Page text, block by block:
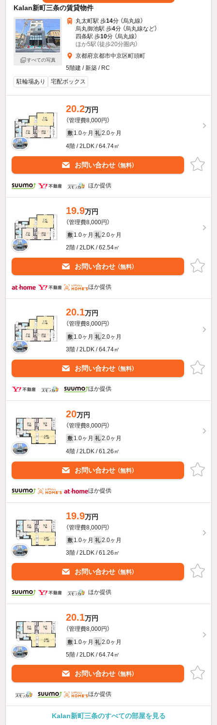
Kalan新町三条の賃貸物件
すべての写真
丸太町駅 歩14分 （烏丸線）
烏丸御池駅 歩4分 （烏丸線など）
四条駅 歩10分 （烏丸線）
ほか5駅（徒歩20分圏内）
京都府京都市中京区町頭町
5階建 / 新築 / RC
駐輪場あり
宅配ボックス
20.2万円
（管理費8,000円）
敷 1.0ヶ月 礼 2.0ヶ月
4階 / 2LDK / 64.74㎡
お問い合わせ （無料）
ほか提供
19.9万円
（管理費8,000円）
敷 1.0ヶ月 礼 2.0ヶ月
2階 / 2LDK / 62.54㎡
お問い合わせ （無料）
ほか提供
20.1万円
（管理費8,000円）
敷 1.0ヶ月 礼 2.0ヶ月
3階 / 2LDK / 64.74㎡
お問い合わせ （無料）
ほか提供
20万円
（管理費8,000円）
敷 1.0ヶ月 礼 2.0ヶ月
4階 / 2LDK / 61.26㎡
お問い合わせ （無料）
ほか提供
19.9万円
（管理費8,000円）
敷 1.0ヶ月 礼 2.0ヶ月
3階 / 2LDK / 61.26㎡
お問い合わせ （無料）
ほか提供
20.1万円
（管理費8,000円）
敷 1.0ヶ月 礼 2.0ヶ月
5階 / 2LDK / 64.74㎡
お問い合わせ （無料）
ほか提供
Kalan新町三条のすべての部屋を見る